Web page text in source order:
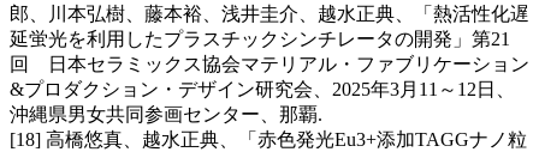
郎、川本弘樹、藤本裕、浅井圭介、越水正典、「熱活性化遅
延蛍光を利用したプラスチックシンチレータの開発」第21
回 日本セラミックス協会マテリアル・ファブリケーション
&プロダクション・デザイン研究会、2025年3月11～12日、
沖縄県男女共同参画センター、那覇.
[18] 高橋悠真、越水正典、「赤色発光Eu3+添加TAGGナノ粒